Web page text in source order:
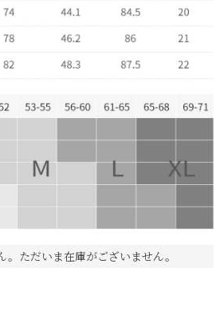
。ただいま在庫がございません。